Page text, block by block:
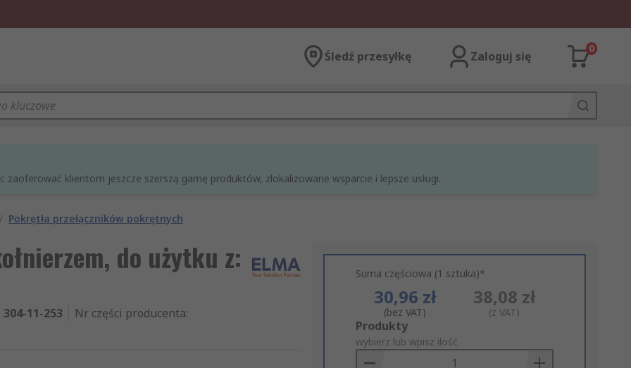
Śledź przesyłkę Zaloguj się
0
zaoferować klientom jeszcze szerszą gamę produktów, zlokalizowane wsparcie i lepsze usługi.
/ Pokrętła przełączników pokrętnych
do użytku z:
304-11-253 Nr części producenta:
Suma częściowa (1 sztuka)*
30,96 zł
(bez VAT)
38,08 zł
(z VAT)
Add
to
Basket
Produkty
wybierz lub wpisz ilość